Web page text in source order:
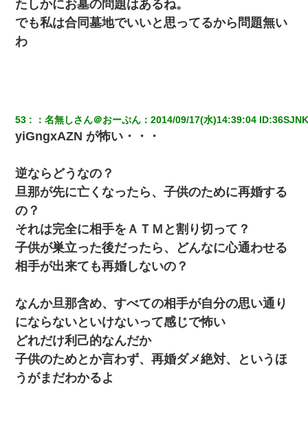
たしかにお墓の問題はあるね。
でも私は合同墓地でいいと思ってるから問題無い
わ
53 ：名無しさん＠おーぷん ：2014/09/17(水)14:39:04 ID:
yiGngxAZN が怖い・・・
逆ならどうなの？
旦那が先に亡くなったら、子供のために再婚する
の？
それは完全に相手をＡＴＭと割り切って？
子供が巣立った後だったら、どんなに心通わせる
相手が出来ても再婚しないの？
なんか旦那含め、すべての相手が自分の思い通り
にならないといけないって感じで怖い
どれだけ利己的なんだか
子供のためとか言わず、再婚ダメ絶対、というほ
うがまだわかるよ